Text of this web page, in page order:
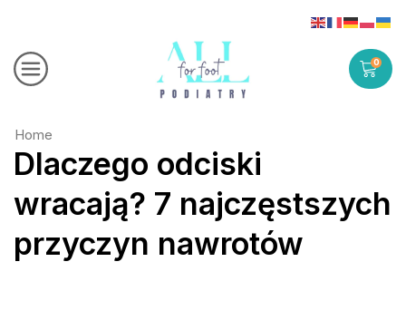
0
Home
Dlaczego odciski
wracają? 7 najczęstszych
przyczyn nawrotów